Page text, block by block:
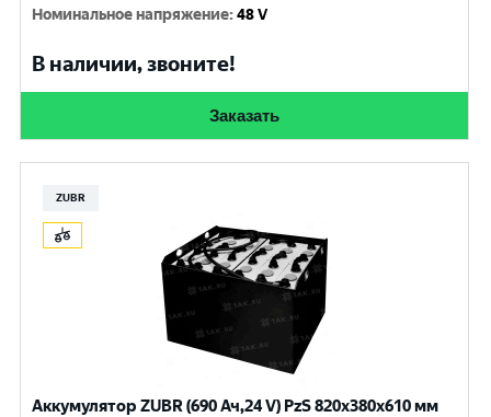
Номинальное напряжение:48 V
В наличии, звоните!
Заказать
ZUBR
Аккумулятор ZUBR (690 Ач,24 V) PzS 820x380x610 мм